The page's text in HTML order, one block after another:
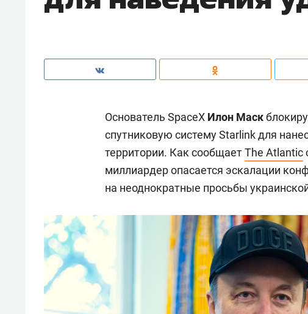
Основатель SpaceX Илон Маск
спутниковую систему Starlink для
территории. Как сообщаетThe Atlantic
миллиардер опасается эскалации
на неоднократные просьбы